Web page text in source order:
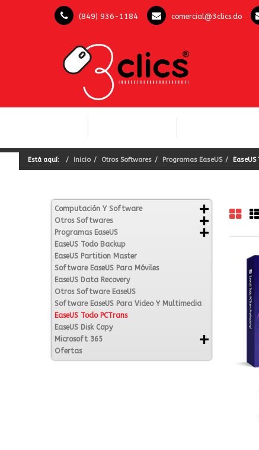
(849) 936-1184 comercial@3clics.do
Está aquí: Inicio Otros Softwares Programas EaseUS EaseUS
Computación Y Software
Otros Softwares
Programas EaseUS
EaseUS Todo Backup
EaseUS Partition Master
Software EaseUS Para Móviles
EaseUS Data Recovery
Otros Software EaseUS
Software EaseUS Para Video Y Multimedia
EaseUS Todo PCTrans
EaseUS Disk Copy
Microsoft 365
Ofertas